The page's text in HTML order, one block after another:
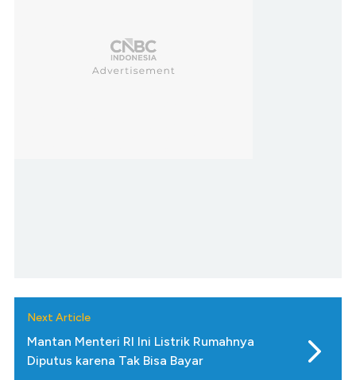
Next Article
Mantan Menteri RI Ini Listrik Rumahnya
Diputus karena Tak Bisa Bayar